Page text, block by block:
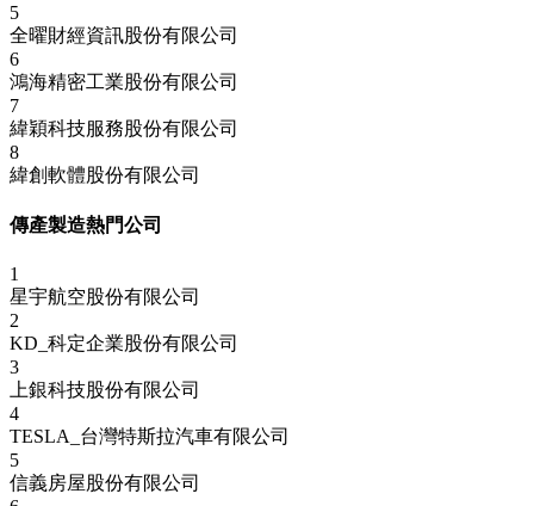
5
全曜財經資訊股份有限公司
6
鴻海精密工業股份有限公司
7
緯穎科技服務股份有限公司
8
緯創軟體股份有限公司
傳產製造熱門公司
1
星宇航空股份有限公司
2
KD_科定企業股份有限公司
3
上銀科技股份有限公司
4
TESLA_台灣特斯拉汽車有限公司
5
信義房屋股份有限公司